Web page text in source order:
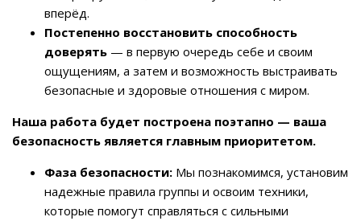
вперёд.
Постепенно восстановить способность
доверять — в первую очередь себе и своим
ощущениям, а затем и возможность выстраивать
безопасные и здоровые отношения с миром.
Наша работа будет построена поэтапно — ваша
безопасность является главным приоритетом.
Фаза безопасности: Мы познакомимся, установим
надежные правила группы и освоим техники,
которые помогут справляться с сильными